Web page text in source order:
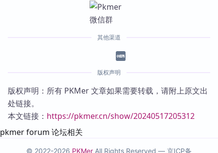
其他渠道
版权声明
版权声明：所有 PKMer 文章如果需要转载，请附上原文出
处链接。
本文链接： https://pkmer.cn/show/20240517205312
pkmer forum 论坛相关
© 2022-2026 PKMer All Rights Reserved — 京ICP备